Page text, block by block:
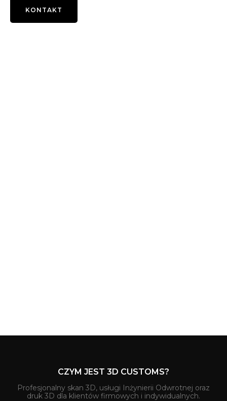
KONTAKT
CZYM JEST 3D CUSTOMS?
Profesjonalny skan 3D, usługi Inżynierii Odwrotnej oraz
druk 3D dla klientów firmowych i indywidualnych.